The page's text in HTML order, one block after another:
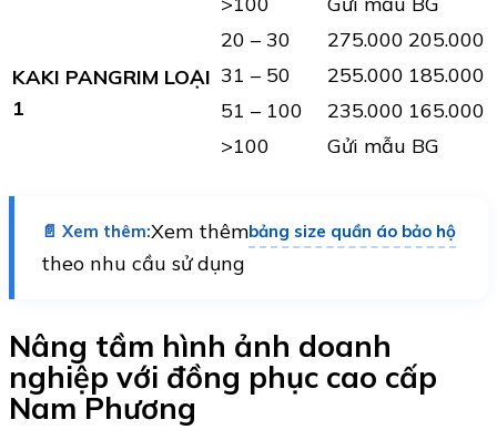
KAKI PANGRIM LOẠI
1
20 – 30 275.000 205.000
31 – 50
255.000 185.000
51 – 100
235.000 165.000
>100
Gửi mẫu BG
📄 Xem thêm:Xem thêmbảng size quần áo bảo hộ
theo nhu cầu sử dụng
Nâng tầm hình ảnh doanh
nghiệp với đồng phục cao cấp
Nam Phương